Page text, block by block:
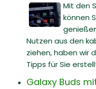
Mit den
können
Nutzen aus den
ziehen, haben wir
Tipps für Sie
Galaxy Buds